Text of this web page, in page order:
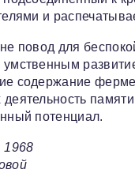
и
повод для
содержание
потенциал.
1968